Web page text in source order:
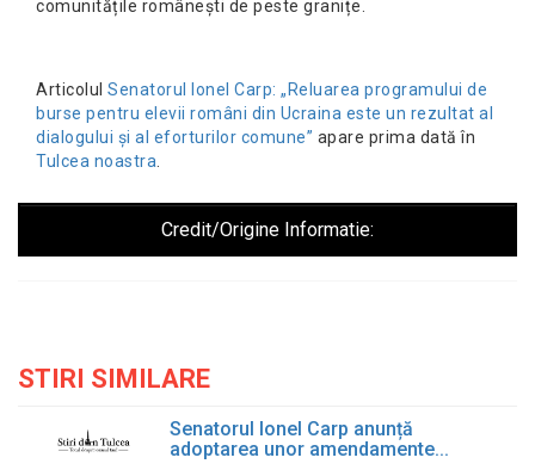
comunitățile românești de peste granițe.
Articolul Senatorul Ionel Carp: „Reluarea programului de
burse pentru elevii români din Ucraina este un rezultat al
dialogului și al eforturilor comune” apare prima dată în
Tulcea noastra
Credit/Origine Informatie:
STIRI SIMILARE
Senatorul Ionel Carp anunță
adoptarea unor amendamente...